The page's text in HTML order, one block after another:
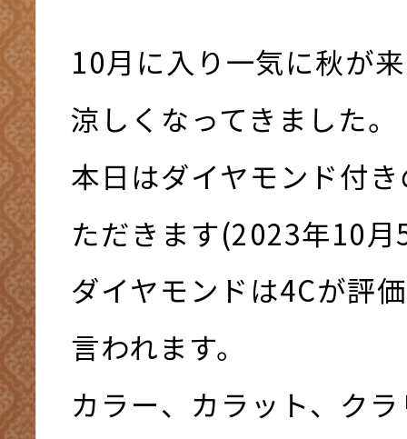
10月に入り一気に秋が
涼しくなってきました。
本日はダイヤモンド付
ただきます(2023年10月
ダイヤモンドは4Cが評
言われます。
カラー、カラット、ク